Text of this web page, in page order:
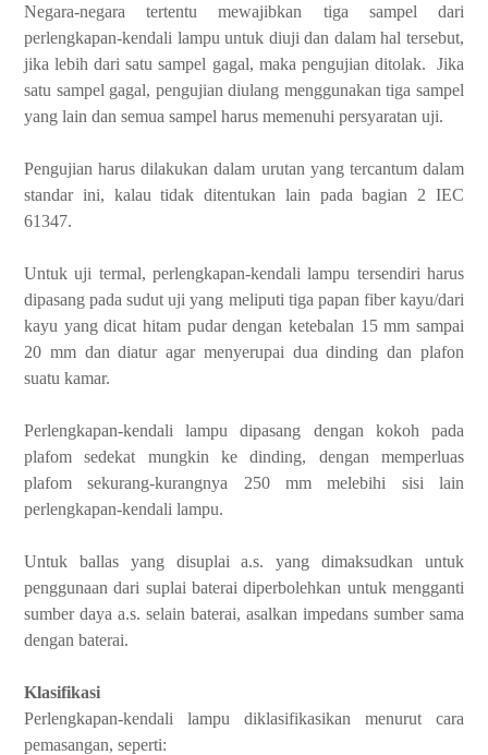
Negara-negara tertentu mewajibkan tiga sampel dari
perlengkapan-kendali lampu untuk diuji dan dalam hal tersebut,
jika lebih dari satu sampel gagal, maka pengujian ditolak. Jika
satu sampel gagal, pengujian diulang menggunakan tiga sampel
yang lain dan semua sampel harus memenuhi persyaratan uji.
Pengujian harus dilakukan dalam urutan yang tercantum dalam
standar ini, kalau tidak ditentukan lain pada bagian 2 IEC
61347.
Untuk uji termal, perlengkapan-kendali lampu tersendiri harus
dipasang pada sudut uji yang meliputi tiga papan fiber kayu/dari
kayu yang dicat hitam pudar dengan ketebalan 15 mm sampai
20 mm dan diatur agar menyerupai dua dinding dan plafon
suatu kamar.
Perlengkapan-kendali lampu dipasang dengan kokoh pada
plafom sedekat mungkin ke dinding, dengan memperluas
plafom sekurang-kurangnya 250 mm melebihi sisi lain
perlengkapan-kendali lampu.
Untuk ballas yang disuplai a.s. yang dimaksudkan untuk
penggunaan dari suplai baterai diperbolehkan untuk mengganti
sumber daya a.s. selain baterai, asalkan impedans sumber sama
dengan baterai.
Klasifikasi
Perlengkapan-kendali lampu diklasifikasikan menurut cara
pemasangan, seperti: